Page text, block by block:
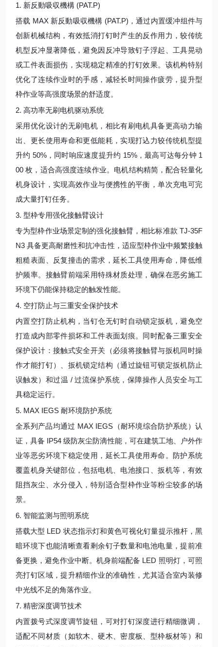
1. 新反動吸収機構 (PAT.P)
搭载 MAX 新反動吸収機構 (PAT.P)，通过内置缓冲组件与
创新机械结构，有效抵消打钉时产生的反作用力，较传统
机型反冲显著降低，避免因反冲导致钉子浮起、工具晃动
或工件表面损伤，实现稳定精准的打钉效果。该机构特别
优化了连续作业时的手感，减轻长时间操作疲劳，提升型
枠作业等高强度场景的舒适度。
2. 高功率无刷电机驱动系统
采用优化设计的无刷电机，相比有刷电机具备更高动力输
出、更长使用寿命和更低能耗，实现打込力较传统机型提
升约 50%，同时响应速度提升约 15%，最高可达每分钟 1
00 枚，适合高强度连续作业。电机结构精简，配合轻量化
机身设计，实现高效作业与便携性的平衡，单次充电可完
成大量打钉任务。
3. 型枠专用强化接触臂设计
专为型枠作业场景定制的强化接触臂，相比标准款 TJ-35F
N3 具备更高耐磨性和抗冲击性，适应型枠作业中频繁接触
粗糙表面、反复撞击的需求，延长工具使用寿命，降低维
护频率。接触臂前端采用特殊材质处理，确保在恶劣施工
环境下仍能保持稳定的触发性能。
4. 空打防止与三重安全保护技术
内置空打防止机构，当钉仓无钉时自动锁定扳机，避免空
打造成内部零件损坏和工件表面划痕。同时配备三重安全
保护设计：接触式安全开关（必须将接触臂与扳机同时操
作才能打钉）、扳机锁定结构（通过旋钮可锁定扳机防止
误触发）和过温 / 过流保护系统，保障操作人员安全与工
具稳定运行。
5. MAX IEGS 耐环境防护系统
全系列产品均通过 MAX IEGS（耐环境综合防护系统）认
证，具备 IP54 级防灰尘防滴性能，可在建筑工地、户外作
业等恶劣环境下稳定使用，延长工具使用寿命。防护系统
覆盖机身关键部位，包括电机、电池接口、扳机等，有效
阻挡灰尘、水分侵入，特别适合型枠作业等粉尘较多的场
景。
6. 智能监测与照明系统
搭载大型 LED 状态指示灯和黄色可视化钉量提示推杆，黑
暗环境下也能清晰查看剩余钉子数量和电池电量，提前准
备更换，避免作业中断。机身前端配备 LED 照明灯，可照
亮打钉区域，提升精细作业的准确性，尤其适合室内装修
中光线不足的角落作业。
7. 精密深度调节技术
内置拨号式深度调节旋钮，可对打钉深度进行精细微调，
适配不同材质（如软木、硬木、密度板、型枠板材等）和